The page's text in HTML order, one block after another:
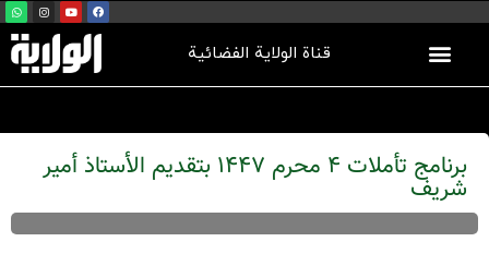
قناة الولاية الفضائية
برنامج تأملات 4 محرم 1447 بتقديم الأستاذ أمير
شريف